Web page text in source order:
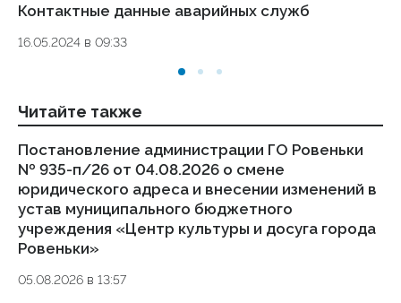
Контактные данные аварийных служб
16.05.2024 в 09:33
Читайте также
Постановление администрации ГО Ровеньки
№ 935-п/26 от 04.08.2026 о смене
юридического адреса и внесении изменений в
устав муниципального бюджетного
учреждения «Центр культуры и досуга города
Ровеньки»
05.08.2026 в 13:57